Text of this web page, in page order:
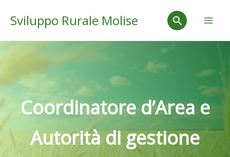
Sviluppo Rurale Molise
Cerca
Coordinatore d’Area e
Autorità di gestione